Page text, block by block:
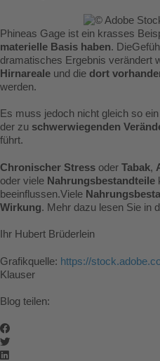
Phineas Gage ist ein krasses
materielle Basis haben.
dramatisches Ergebnis verändert
Hirnareale und die dort
werden.
Es muss jedoch nicht gleich so
der zu schwerwiegenden
führt.
Chronischer Stress oder Tabak,
oder viele Nahrungsbestandteile
beeinflussen.Viele
Wirkung. Mehr dazu lesen Sie in
Ihr Hubert Brüderlein
Grafikquelle: https://
Klauser
Blog teilen: